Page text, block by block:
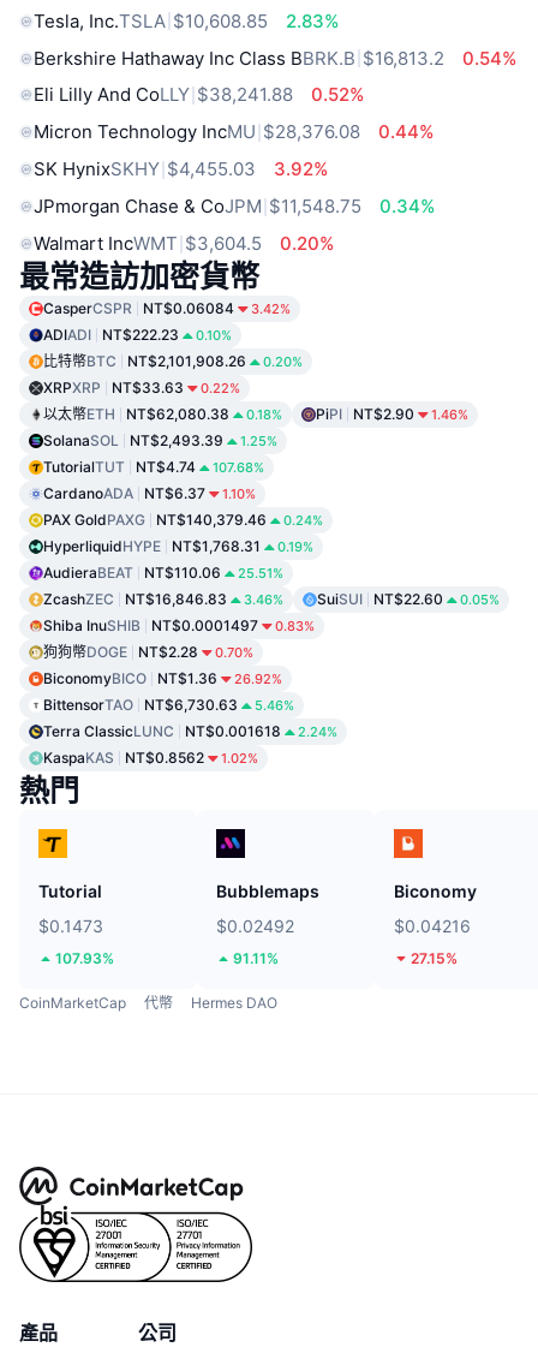
Tesla, Inc.TSLA $10,608.85
2.83%
Berkshire Hathaway Inc Class BBRK.B $16,813.2
0.54%
Eli Lilly And CoLLY $38,241.88
0.52%
Micron Technology IncMU $28,376.08
0.44%
SK HynixSKHY $4,455.03
3.92%
JPmorgan Chase & CoJPM $11,548.75
0.34%
Walmart IncWMT $3,604.5 0.20%
最常造訪加密貨幣
CasperCSPR NT$0.06084 3.42%
ADIADI NT$222.23 0.10%
比特幣BTC NT$2,101,908.26 0.20%
XRPXRP NT$33.63 0.22%
以太幣ETH NT$62,080.38 0.18% PiPI NT$2.90 1.46%
SolanaSOL NT$2,493.39 1.25%
TutorialTUT NT$4.74 107.68%
CardanoADA NT$6.37 1.10%
PAX GoldPAXG NT$140,379.46 0.24%
HyperliquidHYPE NT$1,768.31 0.19%
AudieraBEAT NT$110.06 25.51%
ZcashZEC NT$16,846.83 3.46% SuiSUI NT$22.60 0.05%
Shiba InuSHIB NT$0.0001497 0.83%
狗狗幣DOGE NT$2.28 0.70%
BiconomyBICO NT$1.36 26.92%
BittensorTAO NT$6,730.63 5.46%
Terra ClassicLUNC NT$0.001618 2.24%
KaspaKAS NT$0.8562 1.02%
熱門
Tutorial
$0.1473
107.93%
Bubblemaps
$0.02492
91.11%
Biconomy
$0.04216
27.15%
CoinMarketCap 代幣 Hermes DAO
產品 公司